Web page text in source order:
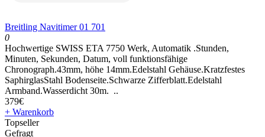
Breitling Navitimer 01 701
0
Hochwertige SWISS ETA 7750 Werk, Automatik .Stunden,
Minuten, Sekunden, Datum, voll funktionsfähige
Chronograph.43mm, höhe 14mm.Edelstahl Gehäuse.Kratzfestes
SaphirglasStahl Bodenseite.Schwarze Zifferblatt.Edelstahl
Armband.Wasserdicht 30m. ..
379€
+ Warenkorb
Topseller
Gefragt